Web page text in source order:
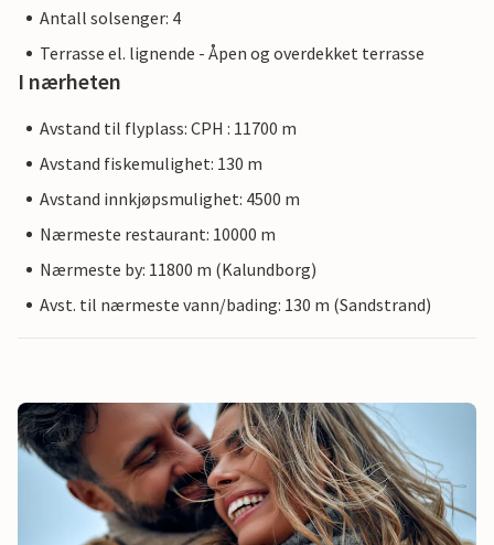
Antall solsenger: 4
Terrasse el. lignende - Åpen og overdekket terrasse
I nærheten
Avstand til flyplass: CPH : 11700 m
Avstand fiskemulighet: 130 m
Avstand innkjøpsmulighet: 4500 m
Nærmeste restaurant: 10000 m
Nærmeste by: 11800 m (Kalundborg)
Avst. til nærmeste vann/bading: 130 m (Sandstrand)